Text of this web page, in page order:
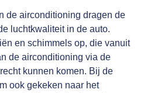
de airconditioning dragen de
luchtkwaliteit in de auto.
en schimmels op, die vanuit
de airconditioning via de
kunnen komen. Bij de
ook gekeken naar het